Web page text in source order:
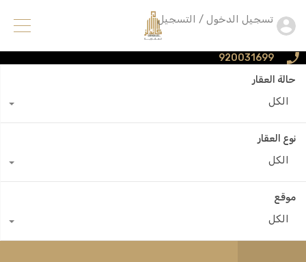
920031699
تسجيل الدخول / التسجيل
حالة العقار
الكل
نوع العقار
الكل
موقع
الكل